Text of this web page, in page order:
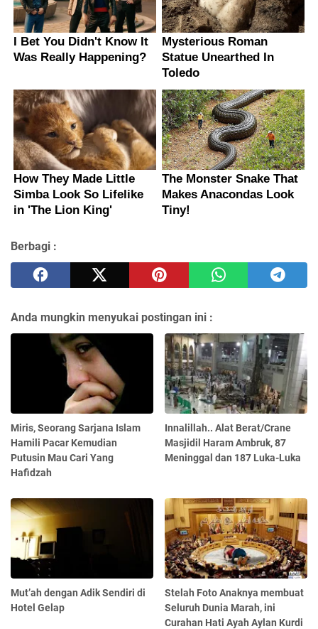
Berbagi :
Anda mungkin menyukai postingan ini :
Miris, Seorang Sarjana Islam
Hamili Pacar Kemudian
Putusin Mau Cari Yang
Hafidzah
Innalillah.. Alat Berat/Crane
Masjidil Haram Ambruk, 87
Meninggal dan 187 Luka-Luka
Mut’ah dengan Adik Sendiri di
Hotel Gelap
Stelah Foto Anaknya membuat
Seluruh Dunia Marah, ini
Curahan Hati Ayah Aylan Kurdi